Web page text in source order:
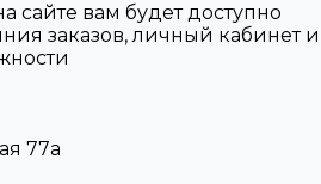
сайте вам будет доступно
заказов, личный кабинет и
77а